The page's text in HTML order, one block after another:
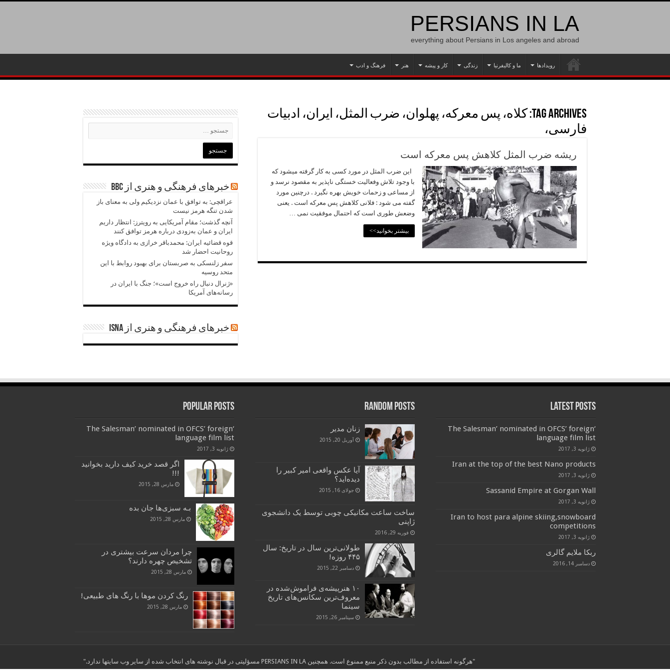
PERSIANS IN LA
everything about Persians in Los angeles and abroad
رویدادها ما و کالیفرنیا زندگی کار و پیشه هنر فرهنگ و ادب
Tag Archives: کلاه، پس معرکه، پهلوان، ضرب المثل، ایران، ادبیات
فارسی،
ریشه ضرب المثل کلاهش پس معرکه است
این ضرب المثل در مورد کسی به کار گرفته میشود که
با وجود تلاش وفعالیت خستگی ناپذیر به مقصود نرسد و
از مساعی و زحمات خویش بهره نگیرد . درچنین مورد
گفته می شود : فلانی کلاهش پس معرکه است . یعنی
وضعش طوری است که احتمال موفقیت نمی …
بیشتر بخوانید>>
خبرهای فرهنگی و هنری از BBC
عراقچی: به توافق با عمان نزدیکیم ولی به معنای باز
شدن تنگه هرمز نیست
آنچه گذشت؛ مقام آمریکایی به رویترز: انتظار داریم
ایران و عمان به‌زودی درباره هرمز توافق کنند
قوه قضائیه ایران: محمدباقر خرازی به دادگاه ویژه
روحانیت احضار شد
سفر زلنسکی به صربستان برای بهبود روابط با این
متحد روسیه
«ژنرال دنبال راه خروج است»؛ جنگ با ایران در
رسانه‌های آمریکا
خبرهای فرهنگی و هنری از ISNA
Latest Posts
‘The Salesman’ nominated in OFCS’ foreign
language film list
ژانویه 3, 2017
Iran at the top of the best Nano products
ژانویه 3, 2017
Sassanid Empire at Gorgan Wall
ژانویه 3, 2017
Iran to host para alpine skiing,snowboard
competitions
ژانویه 3, 2017
ربکا ملایم گالری
دسامبر 14, 2016
Random Posts
زنان مدیر
آوریل 20, 2015
آیا عکس واقعی امیر کبیر را
دیده‌اید؟
جولای 16, 2015
ساخت ساعت مکانیکی چوبی توسط یک دانشجوی
ژاپنی
فوریه 29, 2016
طولانی‌ترین سال در تاریخ: سال
۴۴۵ روزه!
دسامبر 22, 2015
۱۰ هنرپیشه‌ی فراموش‌شده در
معروف‌ترین سکانس‌های تاریخ
سینما
سپتامبر 26, 2015
Popular Posts
‘The Salesman’ nominated in OFCS’ foreign
language film list
ژانویه 3, 2017
اگر قصد خرید کیف دارید بخوانید
!!!
مارس 28, 2015
بـه سبزی‌ها جان بده
مارس 28, 2015
چرا مردان سرعت بیشتری در
تشخیص چهره دارند؟
مارس 28, 2015
رنگ کردن موها با رنگ های طبیعی!
مارس 28, 2015
"هرگونه استفاده از مطالب بدون ذکر منبع ممنوع است. همچنین PERSIANS IN LA مسؤلیتی در قبال نوشته های انتخاب شده از سایر وب سایتها ندارد."